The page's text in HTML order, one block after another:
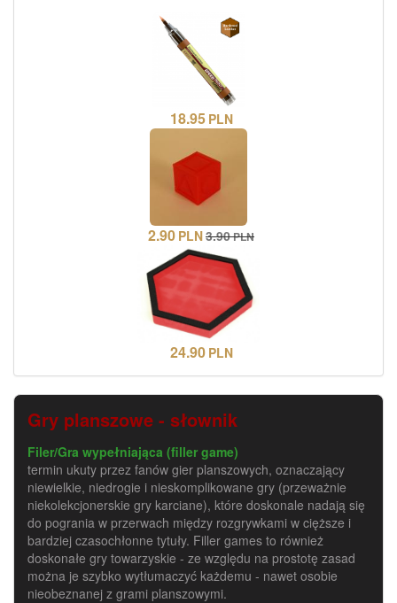
18.95 PLN
2.90 PLN3.90PLN
24.90 PLN
Gry planszowe - słownik
Filer/Gra wypełniająca (filler game)
termin ukuty przez fanów gier planszowych, oznaczający
niewielkie, niedrogie i nieskomplikowane gry (przeważnie
niekolekcjonerskie gry karciane), które doskonale nadają się
do pogrania w przerwach między rozgrywkami w cięższe i
bardziej czasochłonne tytuły. Filler games to również
doskonałe gry towarzyskie - ze względu na prostotę zasad
można je szybko wytłumaczyć każdemu - nawet osobie
nieobeznanej z grami planszowymi.